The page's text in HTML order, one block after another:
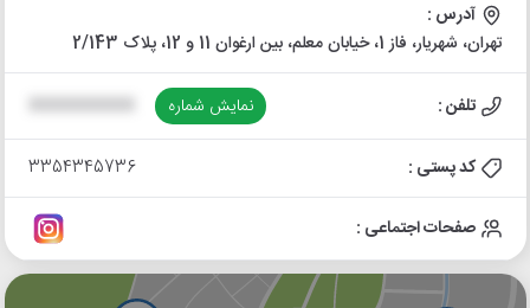
آدرس :
تهران، شهریار، فاز 1، خیابان معلم، بین ارغوان 11 و 12، پلاک 2/143
تلفن : نمایش شماره
کد پستی : 3354345736
صفحات اجتماعی :